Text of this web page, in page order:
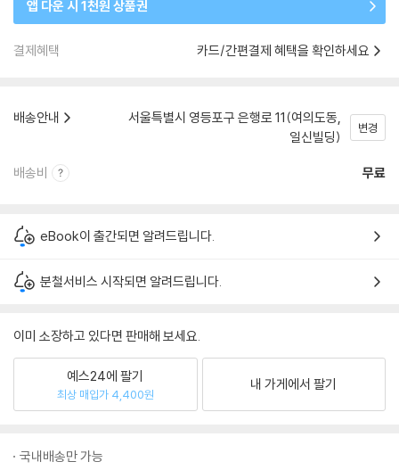
앱 다운 시 1천원 상품권
결제혜택 카드/간편결제 혜택을 확인하세요
배송안내
서울특별시 영등포구 은행로 11(여의도동,
일신빌딩)
변경
배송비 무료
eBook이 출간되면 알려드립니다.
분철서비스 시작되면 알려드립니다.
이미 소장하고 있다면 판매해 보세요.
예스24에 팔기
최상 매입가 4,400원
내 가게에서 팔기
국내배송만 가능